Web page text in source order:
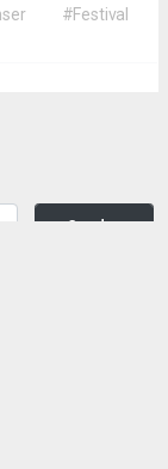
#Festival
Gonder